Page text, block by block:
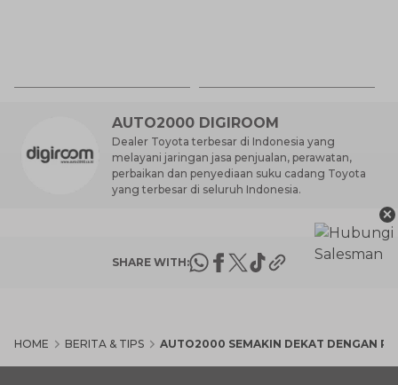
AUTO2000 DIGIROOM
Dealer Toyota terbesar di Indonesia yang
melayani jaringan jasa penjualan, perawatan,
perbaikan dan penyediaan suku cadang Toyota
yang terbesar di seluruh Indonesia.
SHARE WITH:
HOME BERITA & TIPS AUTO2000 SEMAKIN DEKAT DENGAN
×